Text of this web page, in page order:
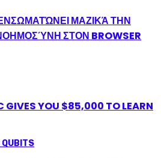
ΕΝΣΩΜΑΤΏΝΕΙ ΜΑΖΙΚΆ ΤΗΝ
ΣΤΟΝ BROWSER
GIVES YOU $85,000 TO LEARN